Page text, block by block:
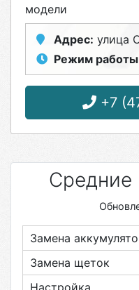
модели
Адрес: улица
Режим
+7
Средние
Замена
Замена щеток
Настройка